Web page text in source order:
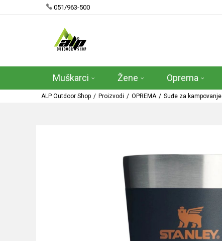
051/963-500
Muškarci Žene Oprema
ALP Outdoor Shop Proizvodi OPREMA Suđe za kampovanje